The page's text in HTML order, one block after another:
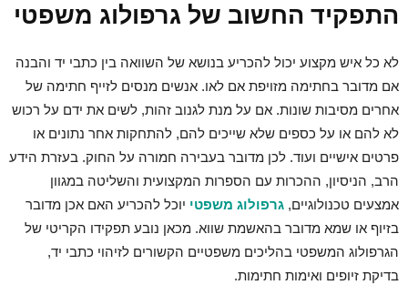
התפקיד החשוב של גרפולוג משפטי
לא כל איש מקצוע יכול להכריע בנושא של השוואה בין כתבי יד והבנה
אם מדובר בחתימה מזויפת אם לאו. אנשים מנסים לזייף חתימה של
אחרים מסיבות שונות. אם על מנת לגנוב זהות, לשים את ידם על רכוש
לא להם או על כספים שלא שייכים להם, להתחקות אחר נתונים או
פרטים אישיים ועוד. לכן מדובר בעבירה חמורה על החוק. בעזרת הידע
הרב, הניסיון, ההכרות עם הספרות המקצועית והשליטה במגוון
אמצעים טכנולוגיים, גרפולוג משפטי יוכל להכריע האם אכן מדובר
בזיוף או שמא מדובר בהאשמת שווא. מכאן נובע תפקידו הקריטי של
הגרפולוג המשפטי בהליכים משפטיים הקשורים לזיהוי כתבי יד,
בדיקת זיופים ואימות חתימות.